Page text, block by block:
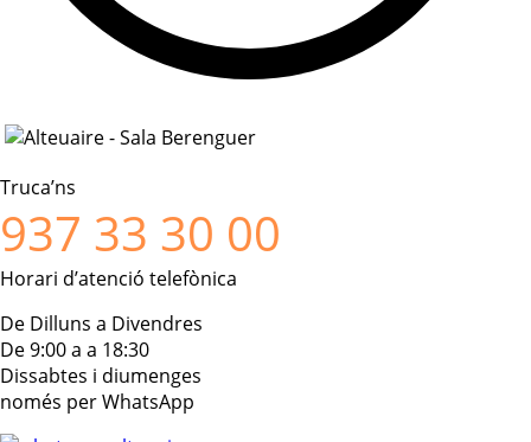
Truca’ns
937 33 30 00
Horari d’atenció telefònica
De Dilluns a Divendres
De 9:00 a a 18:30
Dissabtes i diumenges
només per WhatsApp